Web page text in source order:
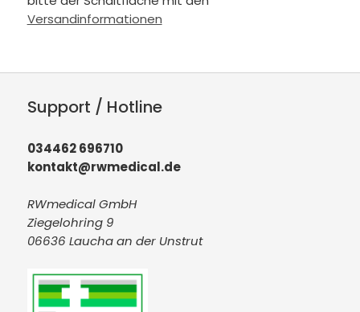
Versandinformationen
Support / Hotline
034462 696710
kontakt@rwmedical.de
RWmedical GmbH
Ziegelohring 9
06636 Laucha an der Unstrut